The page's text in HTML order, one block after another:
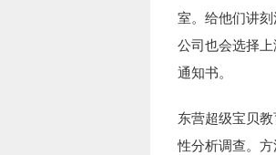
室。给他们讲
公司也会选择
通知书。
东营超级宝贝
性分析调查。